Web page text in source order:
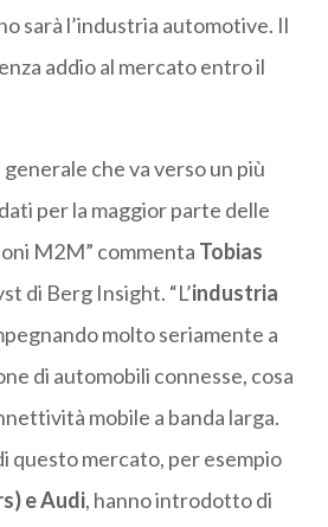
sarà l’industria automotive. Il
addio al mercato entro il
che va verso un più
per la maggior parte delle
M2M” commenta Tobias
di Berg Insight. “L’industria
molto seriamente a
di automobili connesse, cosa
mobile a banda larga.
questo mercato, per esempio
e Audi, hanno introdotto di